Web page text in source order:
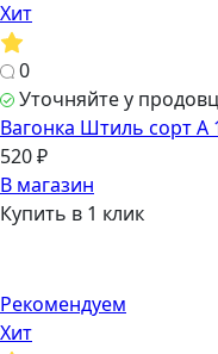
Хит
0
Уточняйте у
Вагонка Штиль сорт А
520 ₽
В магазин
Купить в 1 клик
Рекомендуем
Хит